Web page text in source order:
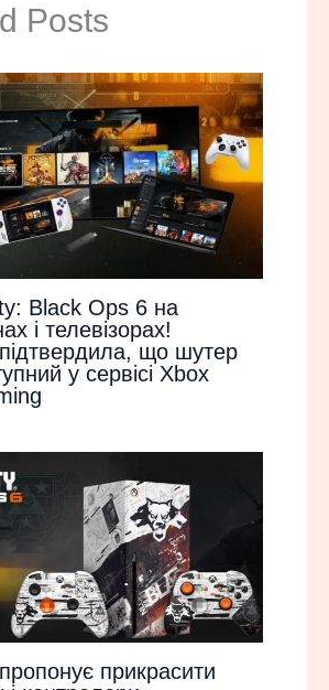
Posts
Black Ops 6 на
і телевізорах!
що шутер
у сервісі Xbox
прикрасити